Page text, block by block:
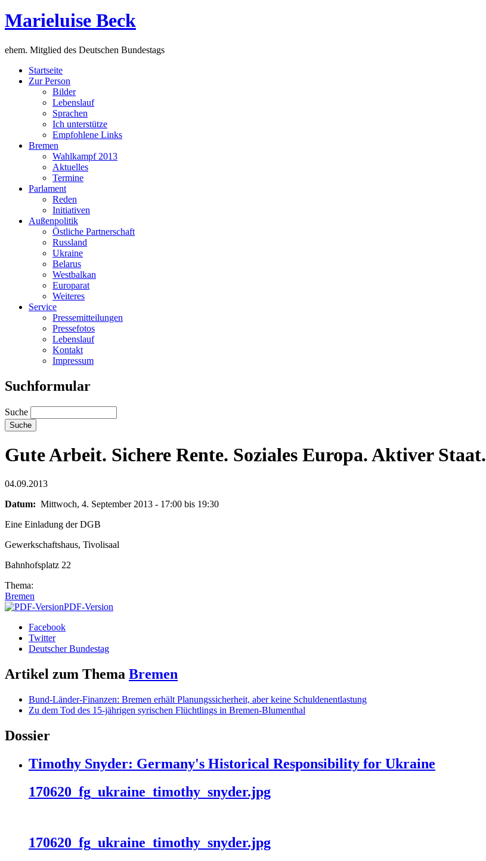
Marieluise Beck
ehem. Mitglied des Deutschen Bundestags
Startseite
Zur Person
Bilder
Lebenslauf
Sprachen
Ich unterstütze
Empfohlene Links
Bremen
Wahlkampf 2013
Aktuelles
Termine
Parlament
Reden
Initiativen
Außenpolitik
Östliche Partnerschaft
Russland
Ukraine
Belarus
Westbalkan
Europarat
Weiteres
Service
Pressemitteilungen
Pressefotos
Lebenslauf
Kontakt
Impressum
Suchformular
Suche
Gute Arbeit. Sichere Rente. Soziales Europa. Aktiver Staat.
04.09.2013
Datum: Mittwoch, 4. September 2013 - 17:00 bis 19:30
Eine Einladung der DGB
Gewerkschaftshaus, Tivolisaal
Bahnhofsplatz 22
Thema:
Bremen
PDF-Version
Facebook
Twitter
Deutscher Bundestag
Artikel zum Thema Bremen
Bund-Länder-Finanzen: Bremen erhält Planungssicherheit, aber keine Schuldenentlastung
Zu dem Tod des 15-jährigen syrischen Flüchtlings in Bremen-Blumenthal
Dossier
Timothy Snyder: Germany's Historical Responsibility for Ukraine
170620_fg_ukraine_timothy_snyder.jpg
170620_fg_ukraine_timothy_snyder.jpg